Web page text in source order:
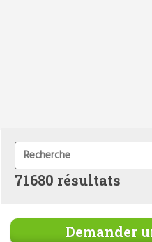
71680 résultats
Demander